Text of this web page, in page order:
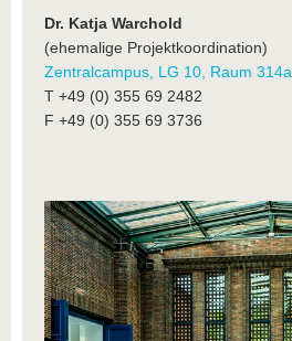
Dr. Katja Warchold
(ehemalige Projektkoordination)
Zentralcampus, LG 10, Raum 314a
T +49 (0) 355 69 2482
F +49 (0) 355 69 3736